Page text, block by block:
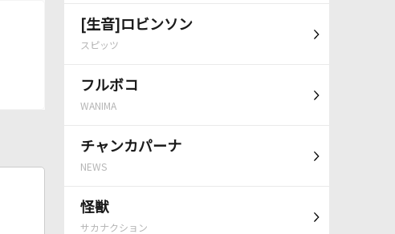
[生音]ロビンソン
スピッツ
フルボコ
WANIMA
チャンカパーナ
NEWS
怪獣
サカナクション